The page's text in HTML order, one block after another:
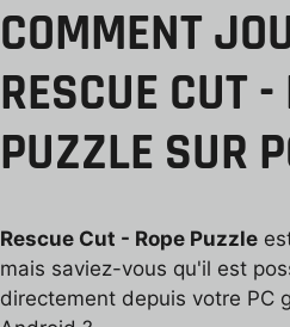
COMMENT
RESCUE CUT -
PUZZLE SUR
Rescue Cut - Rope Puzzle
mais saviez-vous qu'il est
directement depuis votre PC